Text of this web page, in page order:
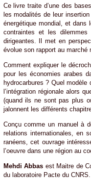
Ce livre traite d’une des
les modalités de leur
énergétique mondial, et
contraintes et les
dirigeantes. Il met en
évolue son rapport au marché
Comment expliquer le
pour les économies arabes
hydrocarbures ? Quel
l’intégration régionale alors
(quand ils ne sont pas plus
jalonnent les différents
Conçu comme un manuel à
relations internationales, en
ranéens, cet ouvrage
l’oeuvre dans une région au
Mehdi Abbas est Maitre de
du laboratoire Pacte du